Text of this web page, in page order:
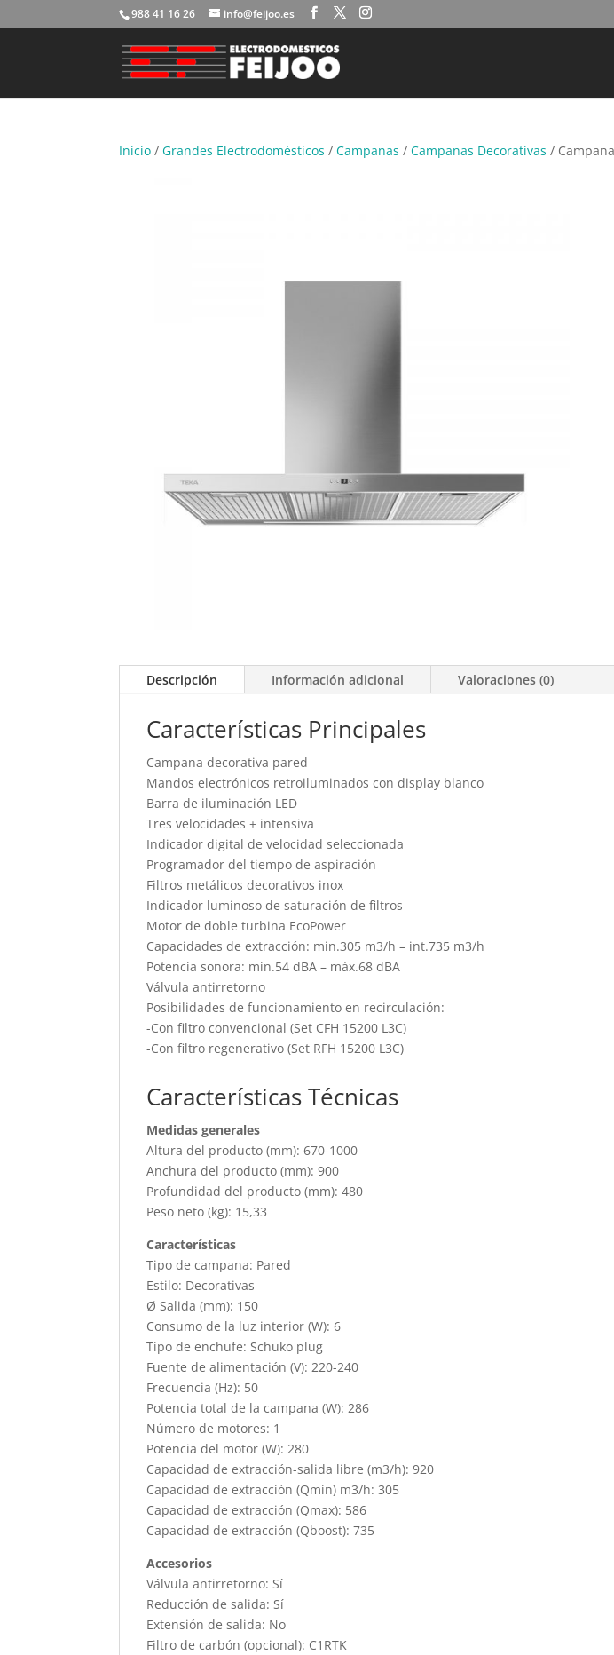
988 41 16 26 info@feijoo.es
Inicio /Grandes Electrodomésticos /Campanas /Campanas Decorativas /
Descripción Información adicional Valoraciones (0)
Características Principales
Campana decorativa pared
Mandos electrónicos retroiluminados con display blanco
Barra de iluminación LED
Tres velocidades + intensiva
Indicador digital de velocidad seleccionada
Programador del tiempo de aspiración
Filtros metálicos decorativos inox
Indicador luminoso de saturación de filtros
Motor de doble turbina EcoPower
Capacidades de extracción: min.305 m3/h – int.735 m3/h
Potencia sonora: min.54 dBA – máx.68 dBA
Válvula antirretorno
Posibilidades de funcionamiento en recirculación:
-Con filtro convencional (Set CFH 15200 L3C)
-Con filtro regenerativo (Set RFH 15200 L3C)
Características Técnicas
Medidas generales
Altura del producto (mm): 670-1000
Anchura del producto (mm): 900
Profundidad del producto (mm): 480
Peso neto (kg): 15,33
Características
Tipo de campana: Pared
Estilo: Decorativas
Ø Salida (mm): 150
Consumo de la luz interior (W): 6
Tipo de enchufe: Schuko plug
Fuente de alimentación (V): 220-240
Frecuencia (Hz): 50
Potencia total de la campana (W): 286
Número de motores: 1
Potencia del motor (W): 280
Capacidad de extracción-salida libre (m3/h): 920
Capacidad de extracción (Qmin) m3/h: 305
Capacidad de extracción (Qmax): 586
Capacidad de extracción (Qboost): 735
Accesorios
Válvula antirretorno: Sí
Reducción de salida: Sí
Extensión de salida: No
Filtro de carbón (opcional): C1RTK